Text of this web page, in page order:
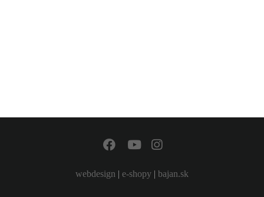
webdesign | e-shopy | bajan.sk